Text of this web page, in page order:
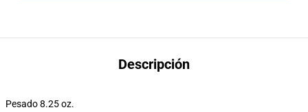
Descripción
Pesado 8.25 oz.